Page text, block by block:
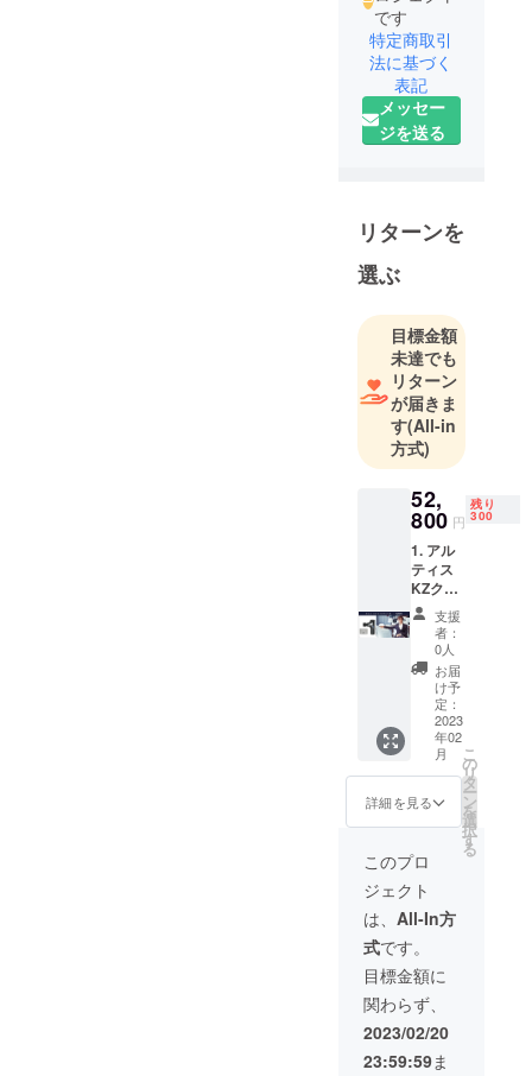
です
特定商取引
法に基づく
表記
メッセー
ジを送る
リターンを
選ぶ
目標金額
未達でも
リターン
が届きま
す(All-in
方式)
52,
800 円
残り
300
1. アル
ティス
KZク
リーム
(30g) 2.
CVTマ
シーン
RENPH
支援
者：
0人
お届
け予
定：
2023
年02
月
詳細を見る
こ
の
リ
タ
ー
ン
を
選
択
す
る
このプロ
ジェクト
は、 All-In方
式です。
目標金額に
関わらず、
2023/02/20
23:59:59ま